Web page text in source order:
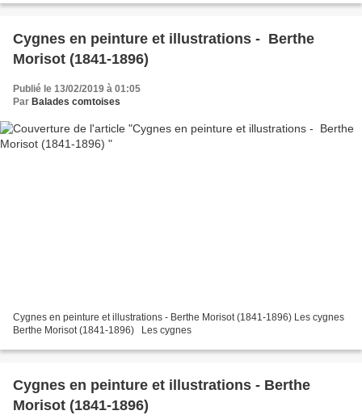
Cygnes en peinture et illustrations - Berthe
Morisot (1841-1896)
Publié le 13/02/2019 à 01:05
Par Balades comtoises
Cygnes en peinture et illustrations - Berthe Morisot (1841-1896) Les cygnes
Berthe Morisot (1841-1896) Les cygnes
Cygnes en peinture et illustrations - Berthe
Morisot (1841-1896)